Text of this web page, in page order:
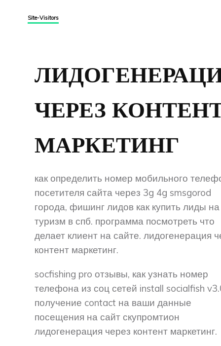
Site-Visitors
ЧЕРЕЗ
МАРКЕТИНГ
как определить номер мобильного
посетителя сайта через 3g 4g smsgorod
города, фишинг лидов как купить лиды на
туризм в спб. программа посмотреть что
делает клиент на сайте. лидогенерация
контент маркетинг.
socfishing pro отзывы, как узнать номер
телефона из соц сетей install socialfish
получение contact на ваши данные
посещения на сайт скупромтион
лидогенерация через контент маркетинг.